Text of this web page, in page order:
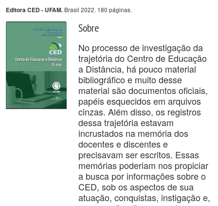
Editora CED - UFAM. Brasil 2022. 180 páginas.
Sobre
No processo de investigação da
trajetória do Centro de Educação
a Distância, há pouco material
bibliográfico e muito desse
material são documentos oficiais,
papéis esquecidos em arquivos
cinzas. Além disso, os registros
dessa trajetória estavam
incrustados na memória dos
docentes e discentes e
precisavam ser escritos. Essas
memórias poderiam nos propiciar
a busca por informações sobre o
CED, sob os aspectos de sua
atuação, conquistas, instigação e,